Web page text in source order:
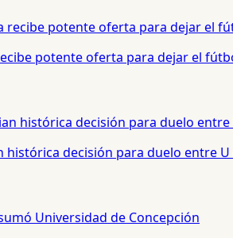
potente oferta para dejar el
decisión para duelo entre U